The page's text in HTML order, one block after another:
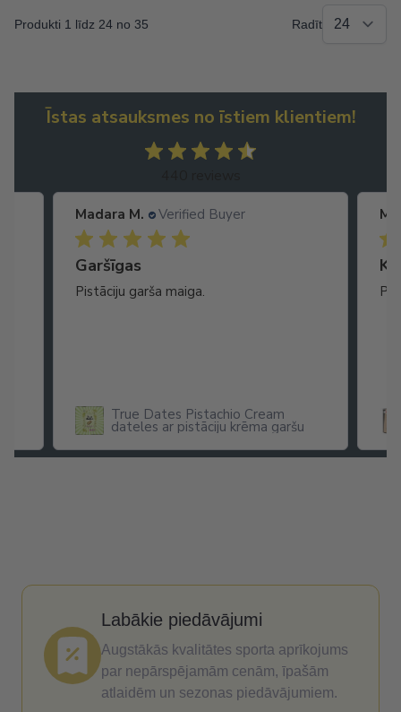
Produkti 1 līdz 24 no 35 Radīt
Īstas atsauksmes no īstiem klientiem!
Madara M. Verified Buyer
Garšīgas
Pistāciju garša maiga.
True Dates Pistachio Cream
dateles ar pistāciju krēma garšu
Labākie piedāvājumi
Augstākās kvalitātes sporta aprīkojums
par nepārspējamām cenām, īpašām
atlaidēm un sezonas piedāvājumiem.